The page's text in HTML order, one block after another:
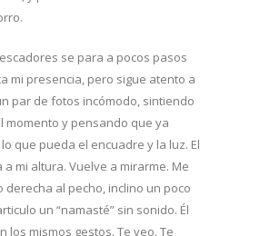
se para a pocos pasos
mi presencia, pero sigue atento a
par de fotos incómodo, sintiendo
momento y pensando que ya
que pueda el encuadre y la luz. El
a mi altura. Vuelve a mirarme. Me
derecha al pecho, inclino un poco
un “namasté” sin sonido. Él
los mismos gestos. Te veo. Te